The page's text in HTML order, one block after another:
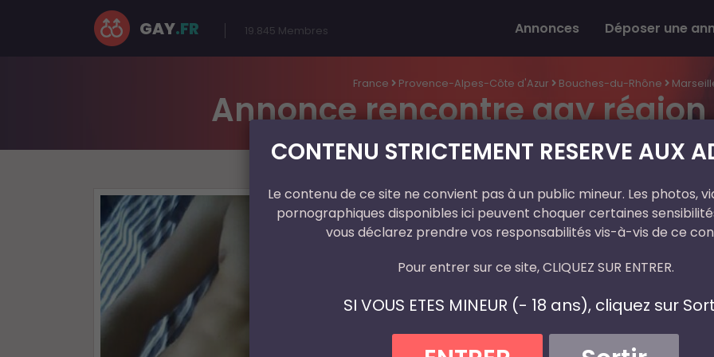
CONTENU STRICTEMENT RESERVE AUX
Le contenu de ce site ne convient pas à un public mineur. Les photos,
pornographiques disponibles ici peuvent choquer certaines
vous déclarez prendre vos responsabilités vis-à-vis de ce
Pour entrer sur ce site, CLIQUEZ SUR ENTRER.
SI VOUS ETES MINEUR (- 18 ans), cliquez sur
GAY.FR 19.845 Membres Annonces Déposer une
France Provence-Alpes-Côte d'Azur Bouches-du-Rhône
Annonce rencontre gay
Abdos13 En Ligne
Age
27 ans
Département
Bouches-du-Rhône
Marseille
Téléphone
06 13 ** ** **